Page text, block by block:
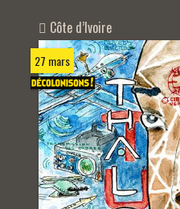
Côte d’Ivoire
27 mars